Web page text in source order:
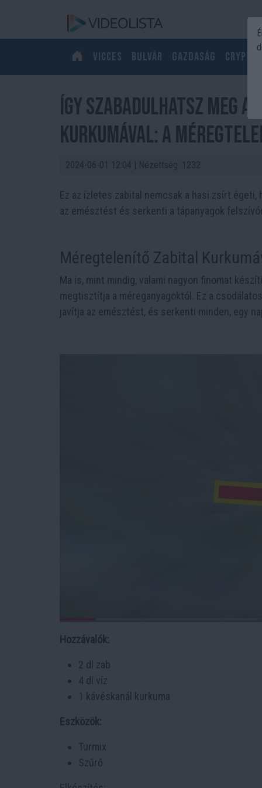
Vicces Bulvár Gazdaság Crypto
Így szabadulhatsz meg
Kurkumával: A
2024-06-01 12:04 | Nézettség: 1232
Ez az ízletes zabital nemcsak a hasi zsírt
az emésztést és serkenti a tápanyagok
Méregtelenítő Zabital
Ma is, mint mindig, valami nagyon finomat
megtisztítja a méreganyagoktól. Ez a
javítja az emésztést, és serkenti minden, egy
Hozzávalók:
2 dl zab
4 dl víz
1 kávéskanál kurkuma
Eszközök:
Turmix
Szűrő